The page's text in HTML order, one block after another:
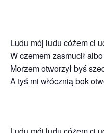
Ludu mój ludu cóżem ci
W czemem zasmucił
Morzem otworzył byś
A tyś mi włócznią bok